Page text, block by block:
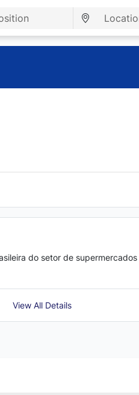
do setor de
View All Details